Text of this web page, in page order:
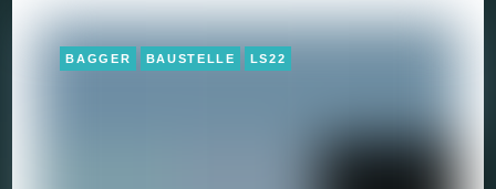
BAGGER BAUSTELLE LS22